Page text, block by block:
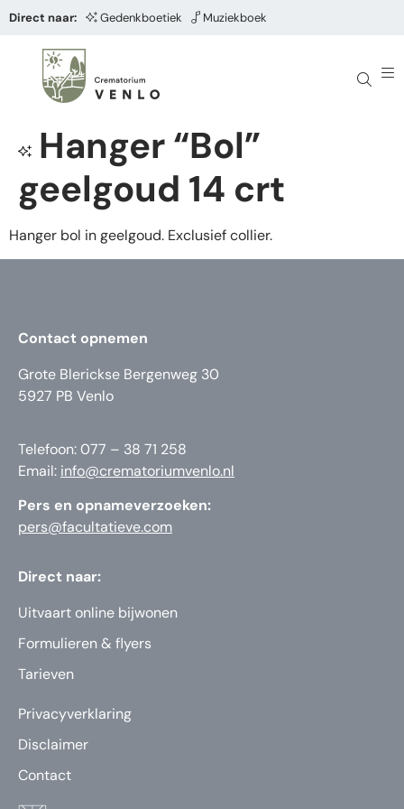
Direct naar: Gedenkboetiek Muziekboek
Hanger “Bol”
geelgoud 14 crt
Hanger bol in geelgoud. Exclusief collier.
Contact opnemen
Grote Blerickse Bergenweg 30
5927 PB Venlo
Telefoon: 077 – 38 71 258
Email: info@crematoriumvenlo.nl
Pers en opnameverzoeken:
pers@facultatieve.com
Direct naar:
Uitvaart online bijwonen
Formulieren & flyers
Tarieven
Privacyverklaring
Disclaimer
Contact